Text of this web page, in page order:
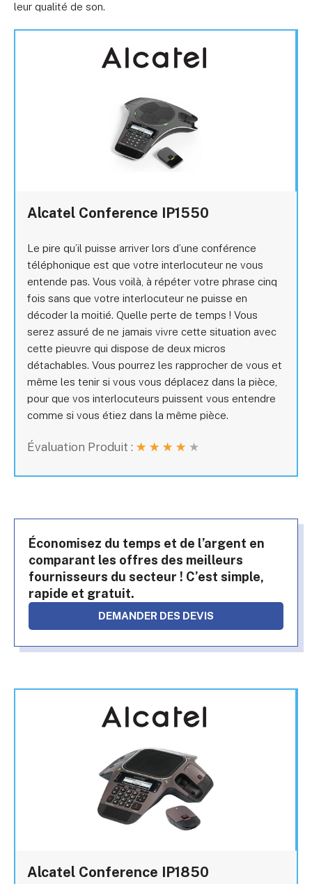
leur qualité de son.
Alcatel Conference IP1550
Le pire qu’il puisse arriver lors d’une conférence
téléphonique est que votre interlocuteur ne vous
entende pas. Vous voilà, à répéter votre phrase cinq
fois sans que votre interlocuteur ne puisse en
décoder la moitié. Quelle perte de temps ! Vous
serez assuré de ne jamais vivre cette situation avec
cette pieuvre qui dispose de deux micros
détachables. Vous pourrez les rapprocher de vous et
même les tenir si vous vous déplacez dans la pièce,
pour que vos interlocuteurs puissent vous entendre
comme si vous étiez dans la même pièce.
Évaluation Produit : ★ ★ ★ ★ ★
Économisez du temps et de l’argent en
comparant les offres des meilleurs
fournisseurs du secteur ! C’est simple,
rapide et gratuit.
DEMANDER DES DEVIS
Alcatel Conference IP1850